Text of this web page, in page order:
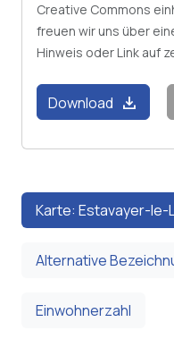
Creative Commons
freuen wir uns über
Hinweis oder Link auf
Download download
Karte: Estavayer-le-
Alternative
Einwohnerzahl